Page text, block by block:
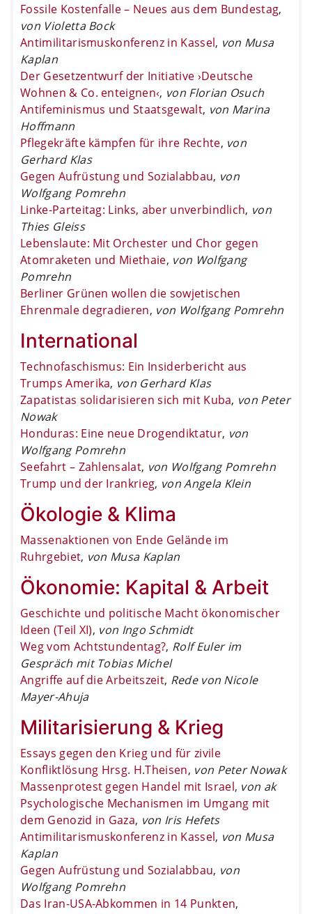
Fossile Kostenfalle – Neues aus dem Bundestag,
von Violetta Bock
Antimilitarismuskonferenz in Kassel, von Musa
Kaplan
Der Gesetzentwurf der Initiative ›Deutsche
Wohnen & Co. enteignen‹, von Florian Osuch
Antifeminismus und Staatsgewalt, von Marina
Hoffmann
Pflegekräfte kämpfen für ihre Rechte, von
Gerhard Klas
Gegen Aufrüstung und Sozialabbau, von
Wolfgang Pomrehn
Linke-Parteitag: Links, aber unverbindlich, von
Thies Gleiss
Lebenslaute: Mit Orchester und Chor gegen
Atomraketen und Miethaie, von Wolfgang
Pomrehn
Berliner Grünen wollen die sowjetischen
Ehrenmale degradieren, von Wolfgang Pomrehn
International
Technofaschismus: Ein Insiderbericht aus
Trumps Amerika, von Gerhard Klas
Zapatistas solidarisieren sich mit Kuba, von Peter
Nowak
Honduras: Eine neue Drogendiktatur, von
Wolfgang Pomrehn
Seefahrt – Zahlensalat, von Wolfgang Pomrehn
Trump und der Irankrieg, von Angela Klein
Ökologie & Klima
Massenaktionen von Ende Gelände im
Ruhrgebiet, von Musa Kaplan
Ökonomie: Kapital & Arbeit
Geschichte und politische Macht ökonomischer
Ideen (Teil XI), von Ingo Schmidt
Weg vom Achtstundentag?, Rolf Euler im
Gespräch mit Tobias Michel
Angriffe auf die Arbeitszeit, Rede von Nicole
Mayer-Ahuja
Militarisierung & Krieg
Essays gegen den Krieg und für zivile
Konfliktlösung Hrsg. H.Theisen, von Peter Nowak
Massenprotest gegen Handel mit Israel, von ak
Psychologische Mechanismen im Umgang mit
dem Genozid in Gaza, von Iris Hefets
Antimilitarismuskonferenz in Kassel, von Musa
Kaplan
Gegen Aufrüstung und Sozialabbau, von
Wolfgang Pomrehn
Das Iran-USA-Abkommen in 14 Punkten,